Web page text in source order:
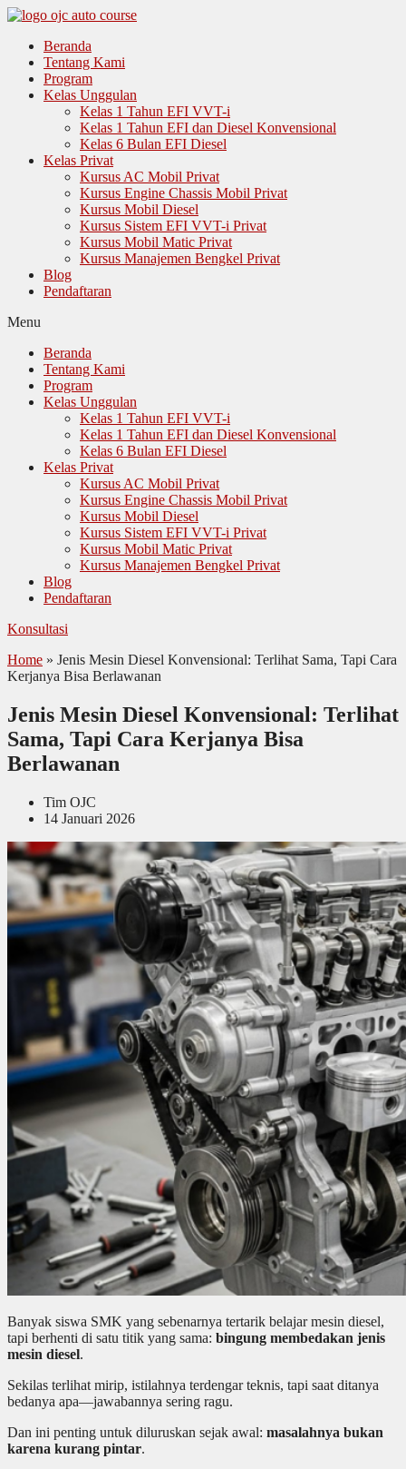
Langsung
Beranda
Tentang Kami
Program
Kelas Unggulan
Kelas 1 Tahun EFI VVT-i
Kelas 1 Tahun EFI dan Diesel Konvensional
Kelas 6 Bulan EFI Diesel
Kelas Privat
Kursus AC Mobil Privat
Kursus Engine Chassis Mobil Privat
Kursus Mobil Diesel
Kursus Sistem EFI VVT-i Privat
Kursus Mobil Matic Privat
Kursus Manajemen Bengkel Privat
Blog
Pendaftaran
Menu
Beranda
Tentang Kami
Program
Kelas Unggulan
Kelas 1 Tahun EFI VVT-i
Kelas 1 Tahun EFI dan Diesel Konvensional
Kelas 6 Bulan EFI Diesel
Kelas Privat
Kursus AC Mobil Privat
Kursus Engine Chassis Mobil Privat
Kursus Mobil Diesel
Kursus Sistem EFI VVT-i Privat
Kursus Mobil Matic Privat
Kursus Manajemen Bengkel Privat
Blog
Pendaftaran
Konsultasi
Home » Jenis Mesin Diesel Konvensional: Terlihat Sama, Tapi Cara
Kerjanya Bisa Berlawanan
Jenis Mesin Diesel Konvensional: Terlihat
Sama, Tapi Cara Kerjanya Bisa
Berlawanan
Tim OJC
14 Januari 2026
Banyak siswa SMK yang sebenarnya tertarik belajar mesin diesel,
tapi berhenti di satu titik yang sama: bingung membedakan jenis
mesin diesel.
Sekilas terlihat mirip, istilahnya terdengar teknis, tapi saat ditanya
bedanya apa—jawabannya sering ragu.
Dan ini penting untuk diluruskan sejak awal: masalahnya bukan
karena kurang pintar.